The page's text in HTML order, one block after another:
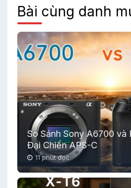
Bài cùng danh
So Sánh Sony A6700 và
Đại Chiến APS-C
11 phút đọc